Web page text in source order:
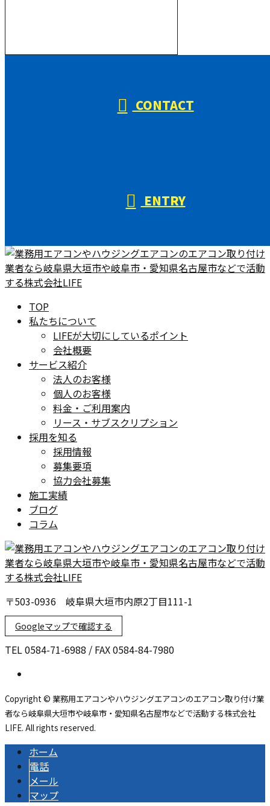
CONTACT
ENTRY
TOP
私たちについて
LIFEが大切にしているポイント
会社概要
サービス紹介
法人のお客様
個人のお客様
料金・ご利用案内
リース・サブスクリプション
採用を知る
採用情報
募集要項
協力会社募集
施工実績
ブログ
コラム
〒503-0936 岐阜県大垣市内原2丁目111-1
Googleマップで確認する
TEL 0584-71-6988 / FAX 0584-84-7980
Copyright © 業務用エアコンやハウジングエアコンのエアコン取り付け業
者なら岐阜県大垣市や岐阜市・愛知県名古屋市などで活動する株式会社
LIFE. All rights reserved.
ホーム
電話
メール
マップ